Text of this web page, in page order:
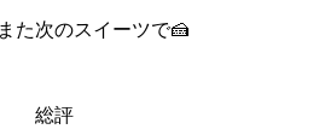
た次のスイーツで🍰
総評